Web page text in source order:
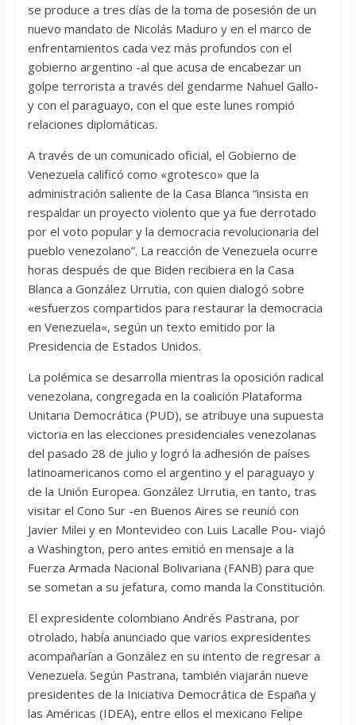
se produce a tres días de la toma de posesión de un
nuevo mandato de Nicolás Maduro y en el marco de
enfrentamientos cada vez más profundos con el
gobierno argentino -al que acusa de encabezar un
golpe terrorista a través del gendarme Nahuel Gallo-
y con el paraguayo, con el que este lunes rompió
relaciones diplomáticas.
A través de un comunicado oficial, el Gobierno de
Venezuela calificó como «grotesco» que la
administración saliente de la Casa Blanca “insista en
respaldar un proyecto violento que ya fue derrotado
por el voto popular y la democracia revolucionaria del
pueblo venezolano”. La reacción de Venezuela ocurre
horas después de que Biden recibiera en la Casa
Blanca a González Urrutia, con quien dialogó sobre
«esfuerzos compartidos para restaurar la democracia
en Venezuela«, según un texto emitido por la
Presidencia de Estados Unidos.
La polémica se desarrolla mientras la oposición radical
venezolana, congregada en la coalición Plataforma
Unitaria Democrática (PUD), se atribuye una supuesta
victoria en las elecciones presidenciales venezolanas
del pasado 28 de julio y logró la adhesión de países
latinoamericanos como el argentino y el paraguayo y
de la Unión Europea. González Urrutia, en tanto, tras
visitar el Cono Sur -en Buenos Aires se reunió con
Javier Milei y en Montevideo con Luis Lacalle Pou- viajó
a Washington, pero antes emitió en mensaje a la
Fuerza Armada Nacional Bolivariana (FANB) para que
se sometan a su jefatura, como manda la Constitución.
El expresidente colombiano Andrés Pastrana, por
otrolado, había anunciado que varios expresidentes
acompañarían a González en su intento de regresar a
Venezuela. Según Pastrana, también viajarán nueve
presidentes de la Iniciativa Democrática de España y
las Américas (IDEA), entre ellos el mexicano Felipe